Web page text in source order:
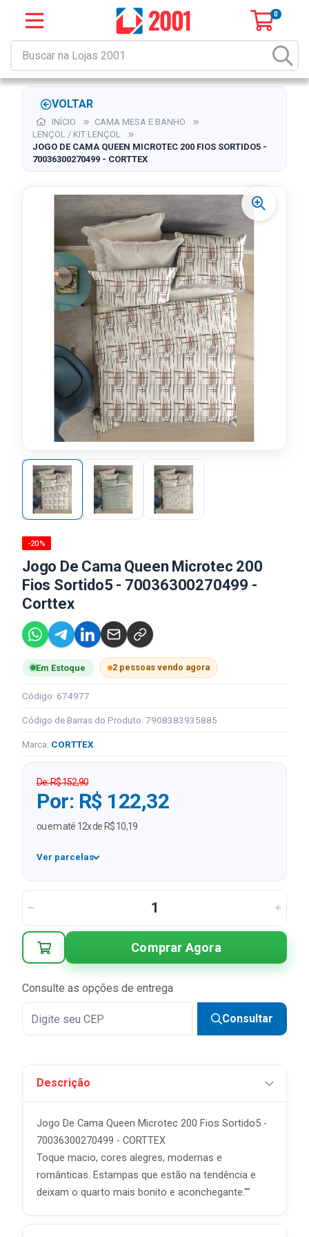
0
VOLTAR
INÍCIO
CAMA MESA E BANHO
LENÇOL / KIT LENÇOL
JOGO DE CAMA QUEEN MICROTEC 200 FIOS SORTIDO5 -
70036300270499 - CORTTEX
-20%
Jogo De Cama Queen Microtec 200
Fios Sortido5 - 70036300270499 -
Corttex
Em Estoque 2 pessoas vendo agora
Código: 674977
Código de Barras do Produto: 7908383935885
Marca: CORTTEX
De: R$ 152,90
Por: R$ 122,32
ou em até 12x de R$ 10,19
Ver parcelas
1x R$ 122,32
3x R$ 40,77 sem juros
4x R$ 30,58 sem juros
5x
7x R$ 17,47 sem juros
9x
11x
12x R$ 10,19 sem juros
Comprar Agora
Consulte as opções de entrega
Consultar
Descrição
Jogo De Cama Queen Microtec 200 Fios Sortido5 -
70036300270499 - CORTTEX
Toque macio, cores alegres, modernas e
românticas. Estampas que estão na tendência e
deixam o quarto mais bonito e aconchegante.""